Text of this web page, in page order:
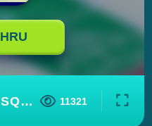
SPONGEBOB SQUAREPANTS JELLYFISH SHUFFLEBOARD 11321